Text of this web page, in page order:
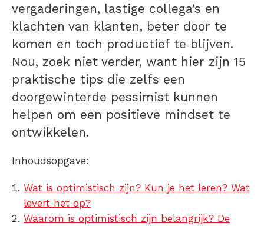
vergaderingen, lastige collega’s en
klachten van klanten, beter door te
komen en toch productief te blijven.
Nou, zoek niet verder, want hier zijn 15
praktische tips die zelfs een
doorgewinterde pessimist kunnen
helpen om een positieve mindset te
ontwikkelen.
Inhoudsopgave:
Wat is optimistisch zijn? Kun je het leren? Wat
levert het op?
Waarom is optimistisch zijn belangrijk? De